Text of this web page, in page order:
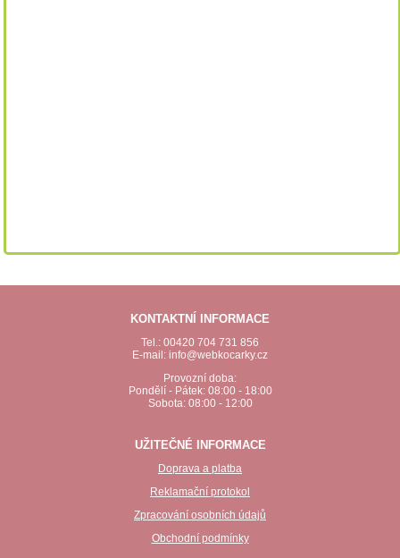
KONTAKTNÍ INFORMACE
Tel.: 00420 704 731 856
E-mail: info@webkocarky.cz
Provozní doba:
Pondělí - Pátek: 08:00 - 18:00
Sobota: 08:00 - 12:00
UŽITEČNÉ INFORMACE
Doprava a platba
Reklamační protokol
Zpracování osobních údajů
Obchodní podmínky